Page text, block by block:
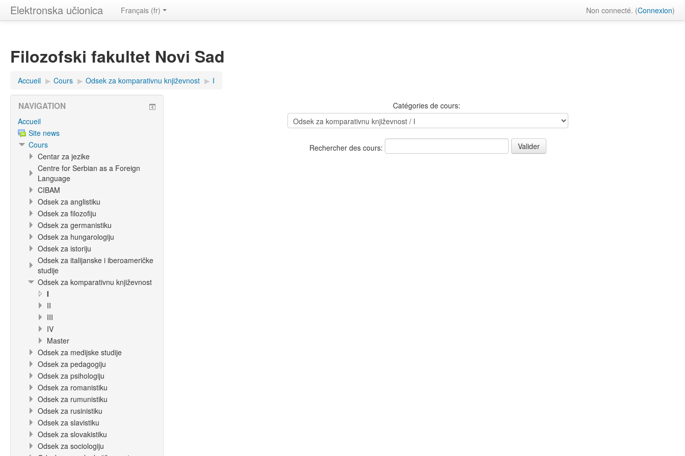
Elektronska učionica Non connecté. (Connexion)
Français ‎(fr)‎
Filozofski fakultet Novi Sad
Accueil ▶︎ Cours ▶︎ Odsek za komparativnu književnost ▶︎ I
Catégories de cours:
Rechercher des cours:
NAVIGATION
Accueil
Site news
Cours
Centar za jezike
Centre for Serbian as a Foreign
Language
CIBAM
Odsek za anglistiku
Odsek za filozofiju
Odsek za germanistiku
Odsek za hungarologiju
Odsek za istoriju
Odsek za italijanske i iberoameričke
studije
Odsek za komparativnu književnost
I
II
III
IV
Master
Odsek za medijske studije
Odsek za pedagogiju
Odsek za psihologiju
Odsek za romanistiku
Odsek za rumunistiku
Odsek za rusinistiku
Odsek za slavistiku
Odsek za slovakistiku
Odsek za sociologiju